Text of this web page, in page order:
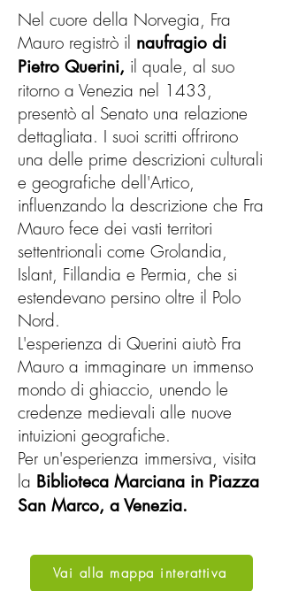
manoscritte, pubblicata da
Alberto Quartapelle nel 2025 (Il
naufragio del veneziano Pietro
Querino alle isole Lofoten, in
Terrae Incognitae 57:1). Le
traduzioni basate sulla versione
di Ramusio iniziano con
un'edizione tedesca del 1613 di
Hieronymus Megiser, seguita nel
1625 da un riassunto inglese
(limitato al resoconto di
Fioravante/Michiel) di Samuel
Purchas in Hakluytus Posthumus.
Nel 1763, Gerhard Schøning ne
produsse una versione
norvegese, e nel 1784 Johann
Reinhold Forster pubblicò una
nuova traduzione tedesca. Lo
studioso italiano Carlo Bullo
pubblicò solo il testo di
Una traduzione norvegese
Nel cuore della Norvegia, Fra
Mauro registrò il naufragio di
Pietro Querini, il quale, al suo
ritorno a Venezia nel 1433,
presentò al Senato una relazione
dettagliata. I suoi scritti offrirono
una delle prime descrizioni culturali
e geografiche dell'Artico,
influenzando la descrizione che Fra
Mauro fece dei vasti territori
settentrionali come Grolandia,
Islant, Fillandia e Permia, che si
estendevano persino oltre il Polo
Nord.
L'esperienza di Querini aiutò Fra
Mauro a immaginare un immenso
mondo di ghiaccio, unendo le
credenze medievali alle nuove
intuizioni geografiche.
Per un'esperienza immersiva, visita
la Biblioteca Marciana in Piazza
San Marco, a Venezia.
Vai alla mappa interattiva